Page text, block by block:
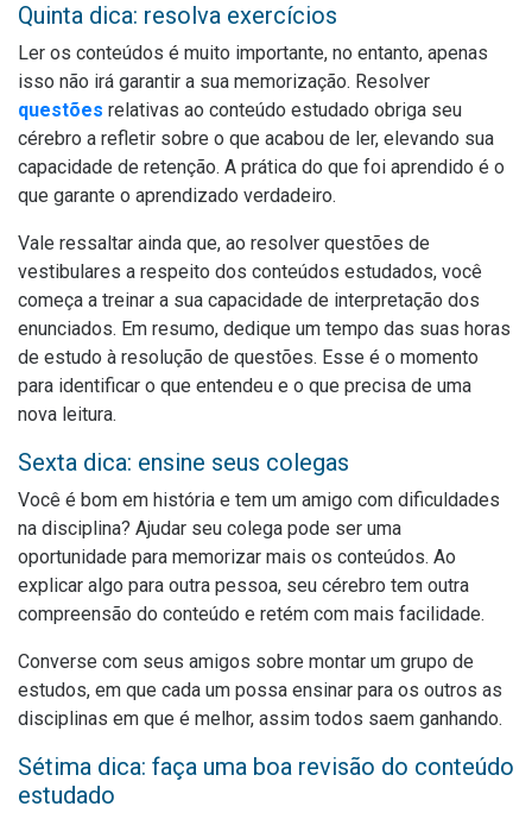
Quinta dica: resolva exercícios
Ler os conteúdos é muito importante, no entanto, apenas
isso não irá garantir a sua memorização. Resolver
questões relativas ao conteúdo estudado obriga seu
cérebro a refletir sobre o que acabou de ler, elevando sua
capacidade de retenção. A prática do que foi aprendido é o
que garante o aprendizado verdadeiro.
Vale ressaltar ainda que, ao resolver questões de
vestibulares a respeito dos conteúdos estudados, você
começa a treinar a sua capacidade de interpretação dos
enunciados. Em resumo, dedique um tempo das suas horas
de estudo à resolução de questões. Esse é o momento
para identificar o que entendeu e o que precisa de uma
nova leitura.
Sexta dica: ensine seus colegas
Você é bom em história e tem um amigo com dificuldades
na disciplina? Ajudar seu colega pode ser uma
oportunidade para memorizar mais os conteúdos. Ao
explicar algo para outra pessoa, seu cérebro tem outra
compreensão do conteúdo e retém com mais facilidade.
Converse com seus amigos sobre montar um grupo de
estudos, em que cada um possa ensinar para os outros as
disciplinas em que é melhor, assim todos saem ganhando.
Sétima dica: faça uma boa revisão do conteúdo
estudado